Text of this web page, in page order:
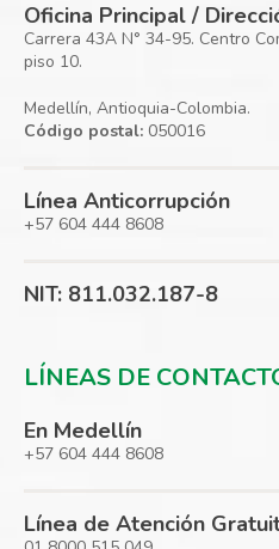
Oficina Principal /
Carrera 43A N° 34-95. Centro
piso 10.
Medellín, Antioquia-Colombia.
Código postal: 050016
Línea Anticorrupción
+57 604 444 8608
NIT: 811.032.187-8
LÍNEAS DE
En Medellín
+57 604 444 8608
Línea de Atención